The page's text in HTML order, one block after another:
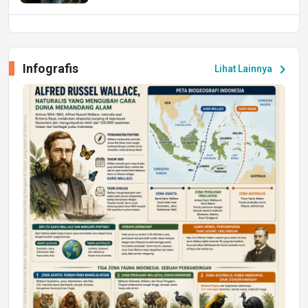
Peluang Kerja dan Magang
Jumat, 17 Jul 2026 22:30
DAERAH
Astra Motor Kalimantan Timur 2 Dukung
Mahasiswa Samarinda dalam Astra
Honda SDGs Future Leaders 2026
Jumat, 10 Jul 2026 19:01
Lihat Lainnya chevron_right
Infografis